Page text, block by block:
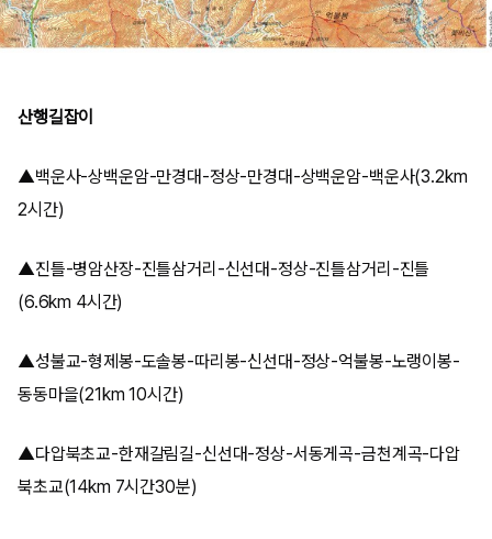
산행길잡이
▲백운사-상백운암-만경대-정상-만경대-상백운암-백운사(3.2km
2시간)
▲진틀-병암산장-진틀삼거리-신선대-정상-진틀삼거리-진틀
(6.6km 4시간)
▲성불교-형제봉-도솔봉-따리봉-신선대-정상-억불봉-노랭이봉-
동동마을(21km 10시간)
▲다압북초교-한재갈림길-신선대-정상-서동게곡-금천계곡-다압
북초교(14km 7시간30분)